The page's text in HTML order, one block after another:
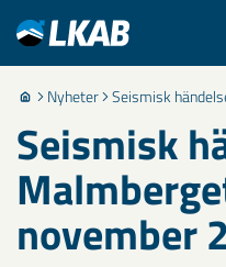
Nyheter Seismisk
Seismisk
november